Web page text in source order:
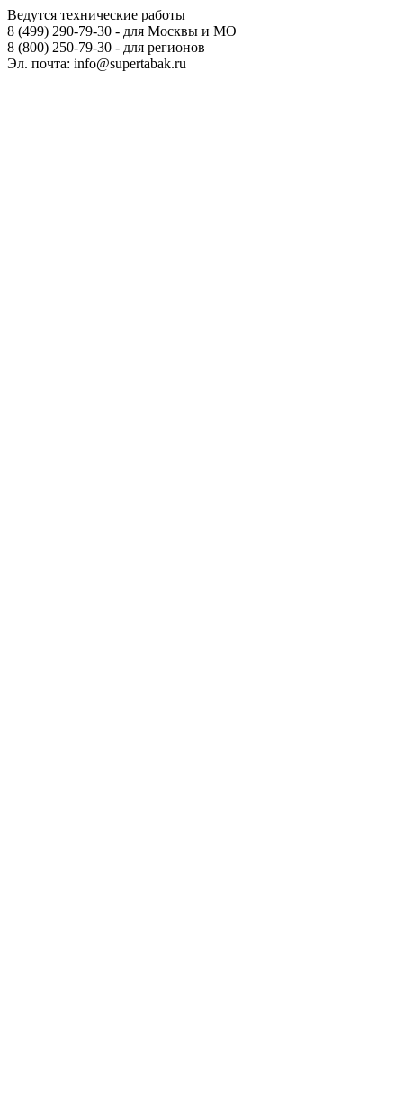
Ведутся технические работы
8 (499) 290-79-30 - для Москвы и МО
8 (800) 250-79-30 - для регионов
Эл. почта: info@supertabak.ru